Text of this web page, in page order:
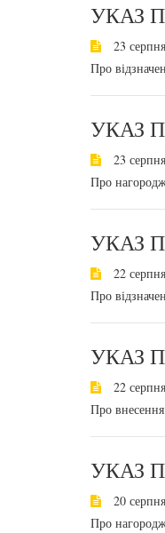
УКАЗ
23
Про
УКАЗ
23
Про
УКАЗ
22
Про
УКАЗ
22
Про
УКАЗ
20
Про